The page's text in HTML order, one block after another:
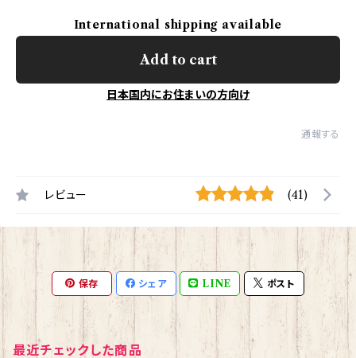
International shipping available
Add to cart
日本国内にお住まいの方向け
通報する
レビュー (41)
保存 シェア LINE ポスト
最近チェックした商品